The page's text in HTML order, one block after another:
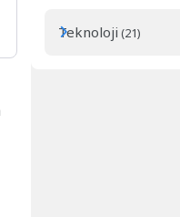
Teknoloji (21)